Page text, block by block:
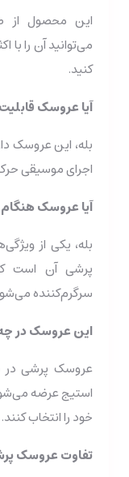
می‌توانید آن را با
کنید.
آیا عروسک
بله، این عروسک
اجرای موسیقی
آیا عروسک
بله، یکی از
پرشی آن است
سرگرم‌کننده
این عروسک در
عروسک پرشی در
استیج عرضه
خود را انتخاب کنند.
تفاوت عروسک